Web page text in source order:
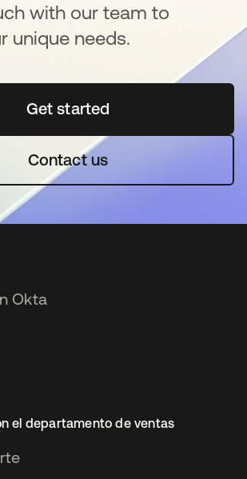
with our team to
unique needs.
Get startedse abre en una pestaña
Contact us
Okta
el departamento de ventas